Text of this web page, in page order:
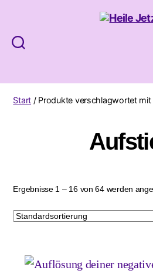
Start / Produkte verschlagwortet mit
Ergebnisse 1 – 16 von 64 werden